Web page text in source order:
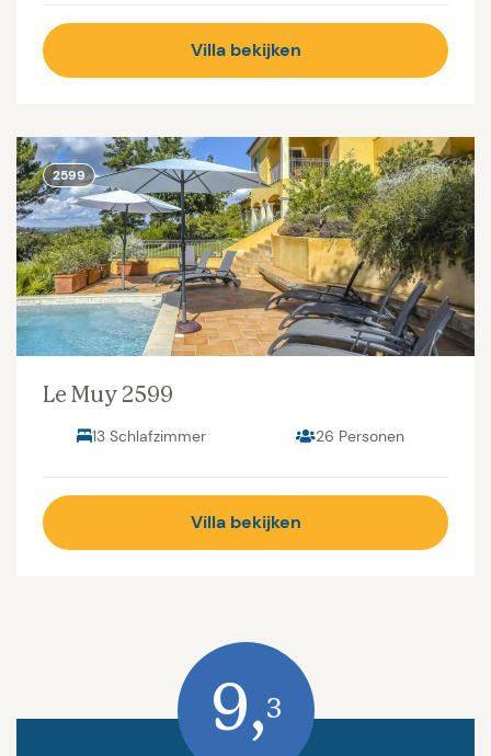
Villa bekijken
2599
Le Muy 2599
13 Schlafzimmer 26 Personen
Villa bekijken
9,3